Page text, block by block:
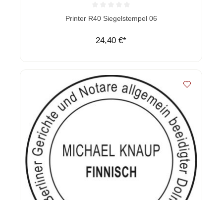
Durchschnittliche Bewertung von 0 von 5 Sternen
Printer R40 Siegelstempel 06
24,40 €*